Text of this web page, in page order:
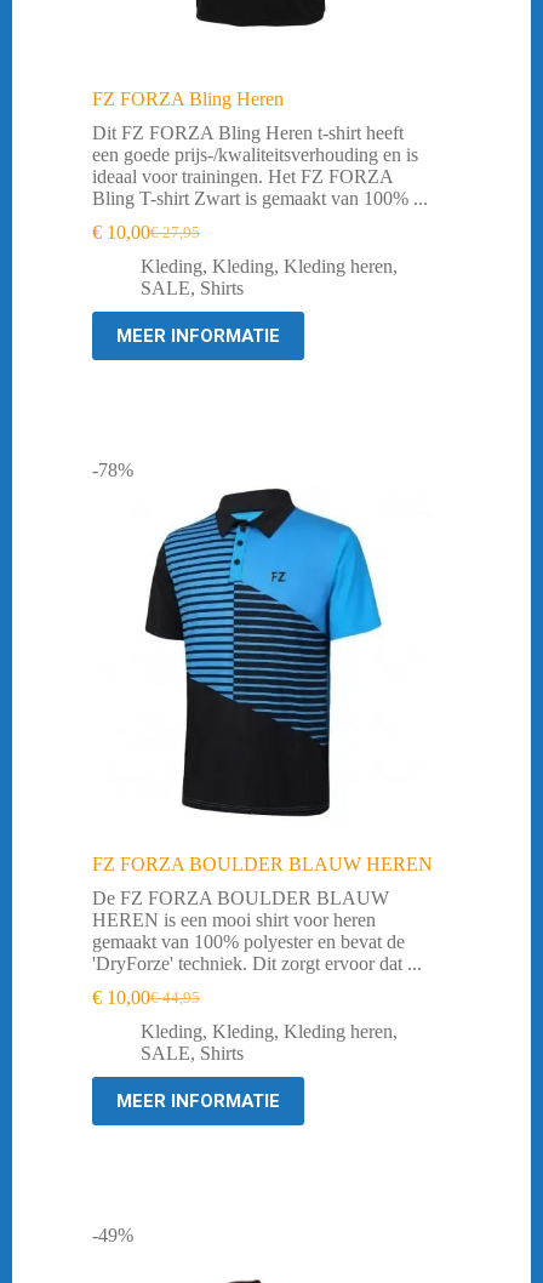
FZ FORZA Bling Heren
Dit FZ FORZA Bling Heren t-shirt heeft
een goede prijs-/kwaliteitsverhouding en is
ideaal voor trainingen. Het FZ FORZA
Bling T-shirt Zwart is gemaakt van 100% ...
€27,95
Oorspronkelijke
prijs
was:
€ 27,95.
€ 10,00Huidige
prijs
is:
€ 10,00.
Kleding, Kleding, Kleding heren,
SALE, Shirts
MEER INFORMATIE
-78%
FZ FORZA BOULDER BLAUW HEREN
De FZ FORZA BOULDER BLAUW
HEREN is een mooi shirt voor heren
gemaakt van 100% polyester en bevat de
'DryForze' techniek. Dit zorgt ervoor dat ...
€44,95
Oorspronkelijke
prijs
was:
€ 44,95.
€ 10,00Huidige
prijs
is:
€ 10,00.
Kleding, Kleding, Kleding heren,
SALE, Shirts
MEER INFORMATIE
-49%